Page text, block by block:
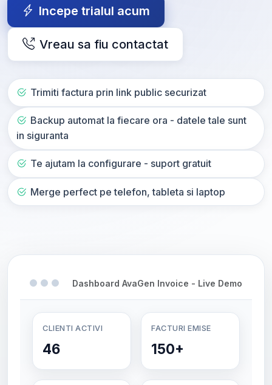
Incepe trialul acum
Vreau sa fiu contactat
Trimiti factura prin link public securizat
Backup automat la fiecare ora - datele tale sunt
in siguranta
Te ajutam la configurare - suport gratuit
Merge perfect pe telefon, tableta si laptop
Dashboard AvaGen Invoice - Live Demo
CLIENTI ACTIVI
46
FACTURI EMISE
150+